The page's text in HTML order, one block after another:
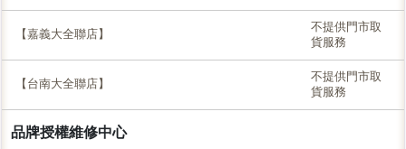
【嘉義大全聯店】
不提供門市取
貨服務
【台南大全聯店】
不提供門市取
貨服務
品牌授權維修中心